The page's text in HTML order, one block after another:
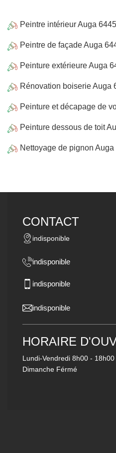
Peintre intérieur Auga
Peintre de façade Auga
Peinture extérieure Auga
Rénovation boiserie Auga
Peinture et décapage de
Peinture dessous de toit
Nettoyage de pignon
CONTACT
indisponible
indisponible
indisponible
indisponible
HORAIRE
Lundi-Vendredi 8h00 - 18h00
Dimanche Férmé